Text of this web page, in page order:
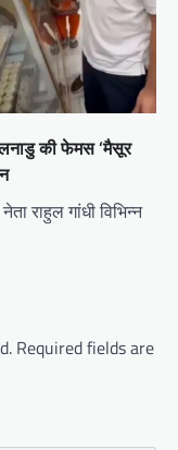
की फेमस ‘मैसूर
राहुल गांधी विभिन्न
Required fields are